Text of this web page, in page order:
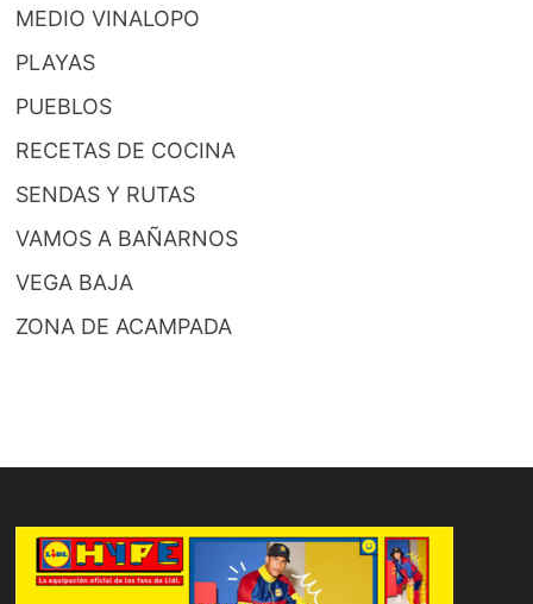
MEDIO VINALOPO
PLAYAS
PUEBLOS
RECETAS DE COCINA
SENDAS Y RUTAS
VAMOS A BAÑARNOS
VEGA BAJA
ZONA DE ACAMPADA